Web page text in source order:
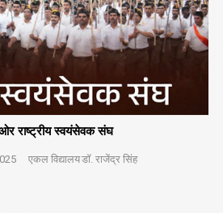
ओर राष्ट्रीय स्वयंसेवक संघ
एकल विद्यालयडॉ. राजेंद्र सिंह